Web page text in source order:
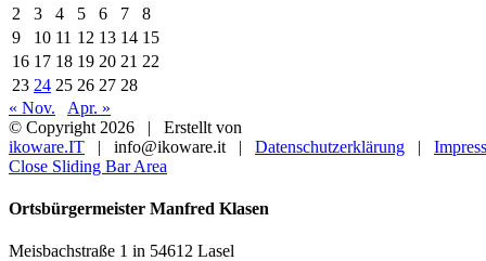
2
3 4 5 6 7
8
9
10 11 12 13 14 15
16 17 18 19 20 21 22
23 24 25 26 27 28
« Nov.
Apr. »
© Copyright 2026 | Erstellt von
ikoware.IT | info@ikoware.it | Datenschutzerklärung |
Close Sliding Bar Area
Ortsbürgermeister Manfred Klasen
Meisbachstraße 1 in 54612 Lasel